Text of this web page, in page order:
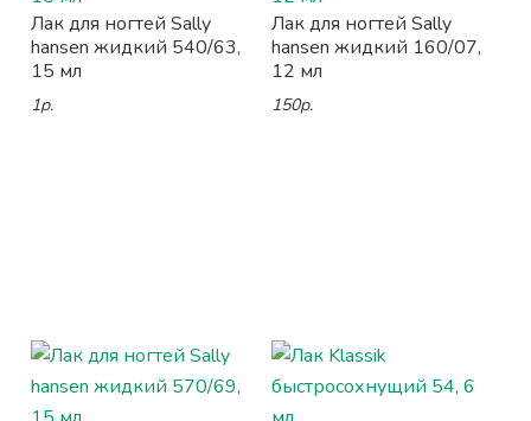
Лак для ногтей Sally
hansen жидкий 540/63,
15 мл
1р.
Лак для ногтей Sally
hansen жидкий 160/07,
12 мл
150р.